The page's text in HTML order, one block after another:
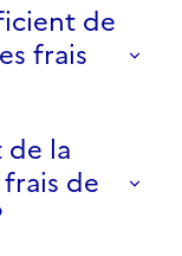
de
frais
la
de